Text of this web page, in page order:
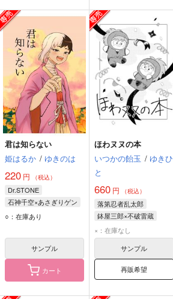
君は知らない
姫はるか / ゆきのは
220 円 （税込）
Dr.STONE
石神千空×あさぎりゲン
石神千空
○：在庫あり
サンプル
カート
ほわヌヌの本
いつかの飴玉 / ゆきひ
と
660 円 （税込）
落第忍者乱太郎
鉢屋三郎×不破雷蔵
鉢屋三郎
×：在庫なし
サンプル
再販希望